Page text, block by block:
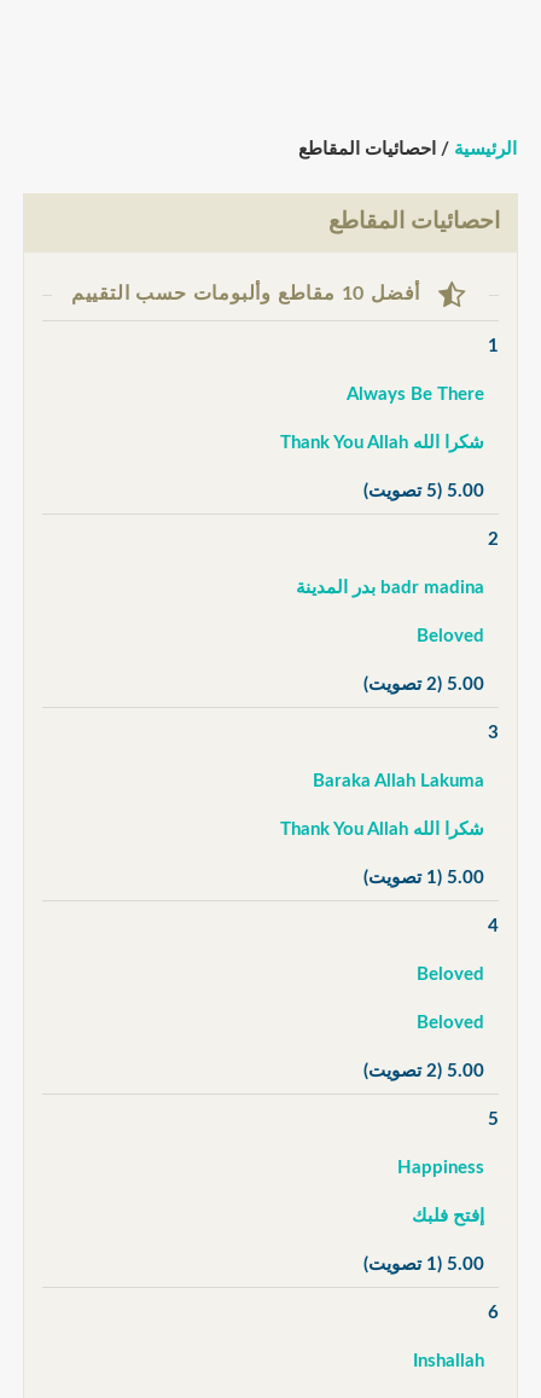
الرئيسية / احصائيات المقاطع
احصائيات المقاطع
أفضل 10 مقاطع وألبومات حسب التقييم
1
Always Be There
شكرا الله Thank You Allah
5.00 (5 تصويت)
2
badr madina بدر المدينة
Beloved
5.00 (2 تصويت)
3
Baraka Allah Lakuma
شكرا الله Thank You Allah
5.00 (1 تصويت)
4
Beloved
Beloved
5.00 (2 تصويت)
5
Happiness
إفتح فلبك
5.00 (1 تصويت)
6
Inshallah